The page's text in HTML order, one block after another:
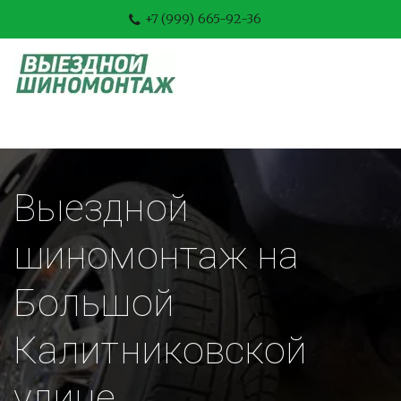
+7 (999) 665-92-36
Выездной
шиномонтаж на
Большой
Калитниковской